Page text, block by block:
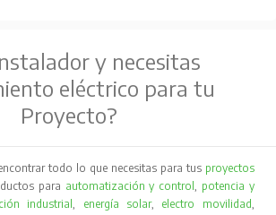
y necesitas
eléctrico para tu
Proyecto?
todo lo que necesitas para tus proyectos
para automatización y control, potencia y
industrial, energía solar, electro movilidad,